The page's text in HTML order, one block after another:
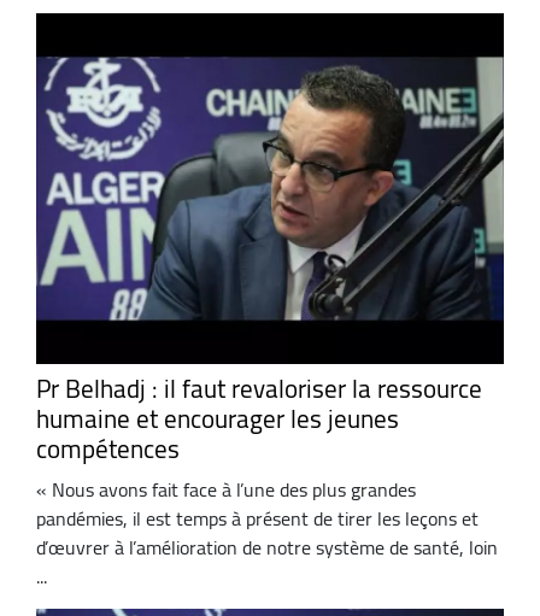
Pr Belhadj : il faut revaloriser la ressource
humaine et encourager les jeunes
compétences
« Nous avons fait face à l’une des plus grandes
pandémies, il est temps à présent de tirer les leçons et
d’œuvrer à l’amélioration de notre système de santé, loin
...